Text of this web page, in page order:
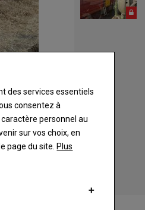
maire
Avec
des services essentiels
consentez à
personnel au
sur vos choix, en
page du site. Plus